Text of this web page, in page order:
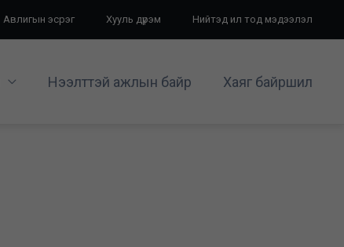
Авлигын эсрэг Хууль дүрэм Нийтэд ил тод мэдээлэл
Нээлттэй ажлын байр Хаяг байршил